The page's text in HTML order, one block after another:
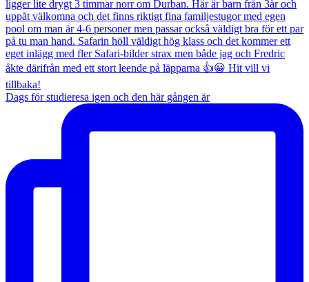
Dags för studieresa igen och den här gången är